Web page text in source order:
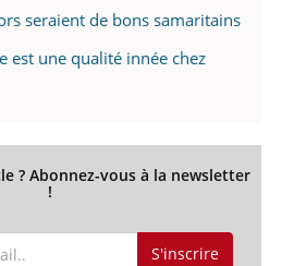
seraient de bons samaritains
est une qualité innée chez
? Abonnez-vous à la newsletter
!
S'inscrire